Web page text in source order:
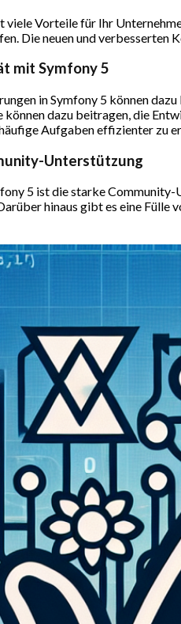
Vorteile für Ihr
Die neuen und
mit Symfony 5
in Symfony 5 können
dazu beitragen, die
Aufgaben effizienter zu
Unterstützung
5 ist die starke
hinaus gibt es eine Fülle